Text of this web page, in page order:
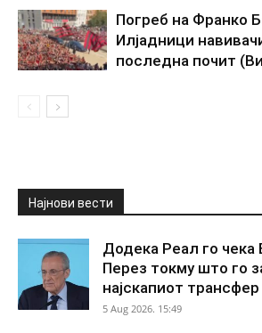
Погреб на Франко
Илјадници
последна почит
Најнови вести
Додека Реал го чека
Перез токму што го
најскапиот
5 Aug 2026. 15:49